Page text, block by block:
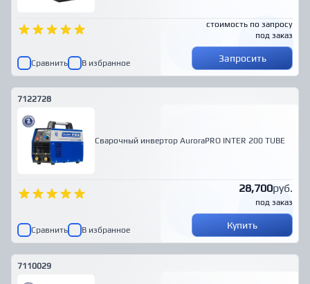
стоимость по запросу
под заказ
Сравнить В избранное Запросить
7122728
Сварочный инвертор AuroraPRO INTER 200 TUBE
28,700руб.
под заказ
Сравнить В избранное Купить
7110029